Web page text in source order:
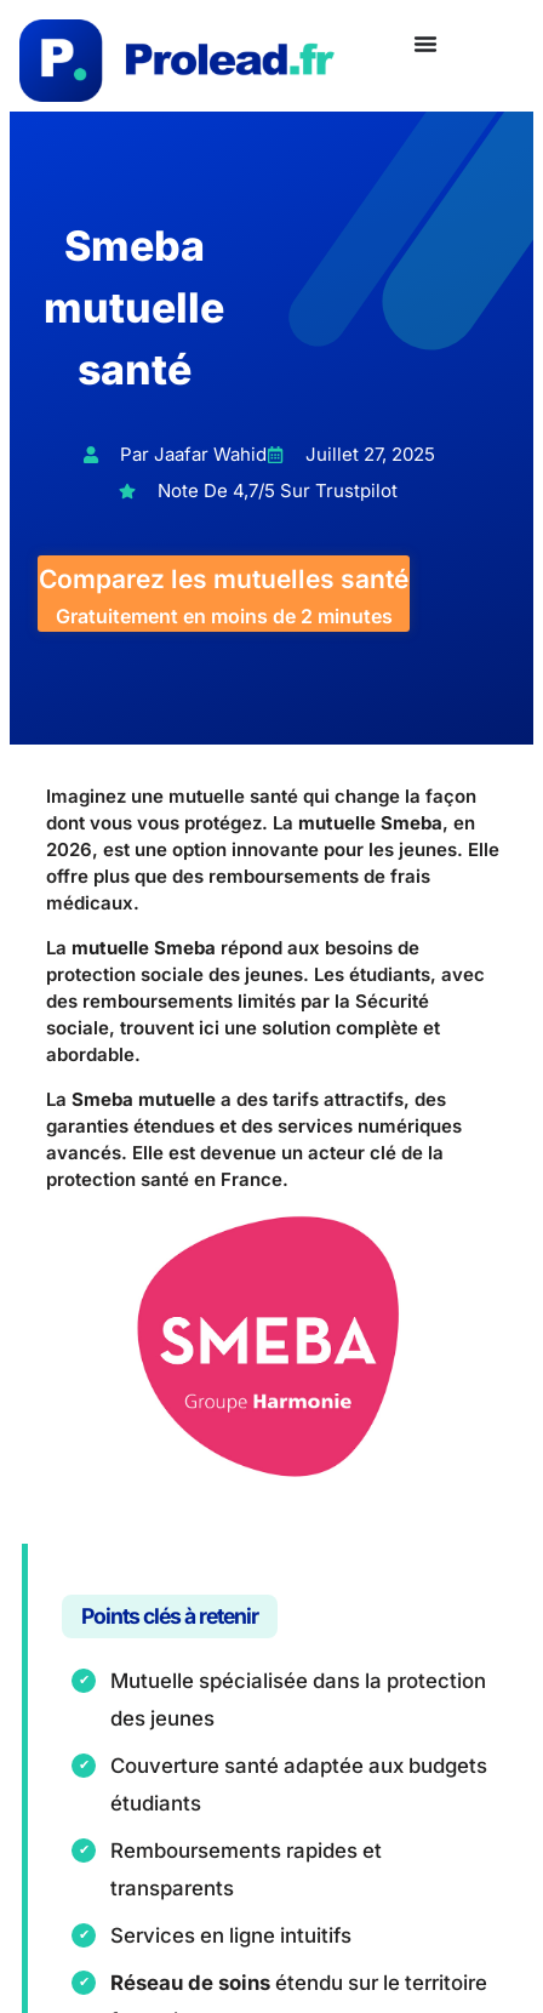
Smeba
mutuelle
santé
Par Jaafar Wahid
Juillet 27, 2025
Note De 4,7/5 Sur Trustpilot
Comparez les mutuelles santé
Gratuitement en moins de 2 minutes
Imaginez une mutuelle santé qui change la façon
dont vous vous protégez. La mutuelle Smeba, en
2026, est une option innovante pour les jeunes. Elle
offre plus que des remboursements de frais
médicaux.
La mutuelle Smeba répond aux besoins de
protection sociale des jeunes. Les étudiants, avec
des remboursements limités par la Sécurité
sociale, trouvent ici une solution complète et
abordable.
La Smeba mutuelle a des tarifs attractifs, des
garanties étendues et des services numériques
avancés. Elle est devenue un acteur clé de la
protection santé en France.
Points clés à retenir
Mutuelle spécialisée dans la protection
des jeunes
Couverture santé adaptée aux budgets
étudiants
Remboursements rapides et
transparents
Services en ligne intuitifs
Réseau de soins étendu sur le territoire